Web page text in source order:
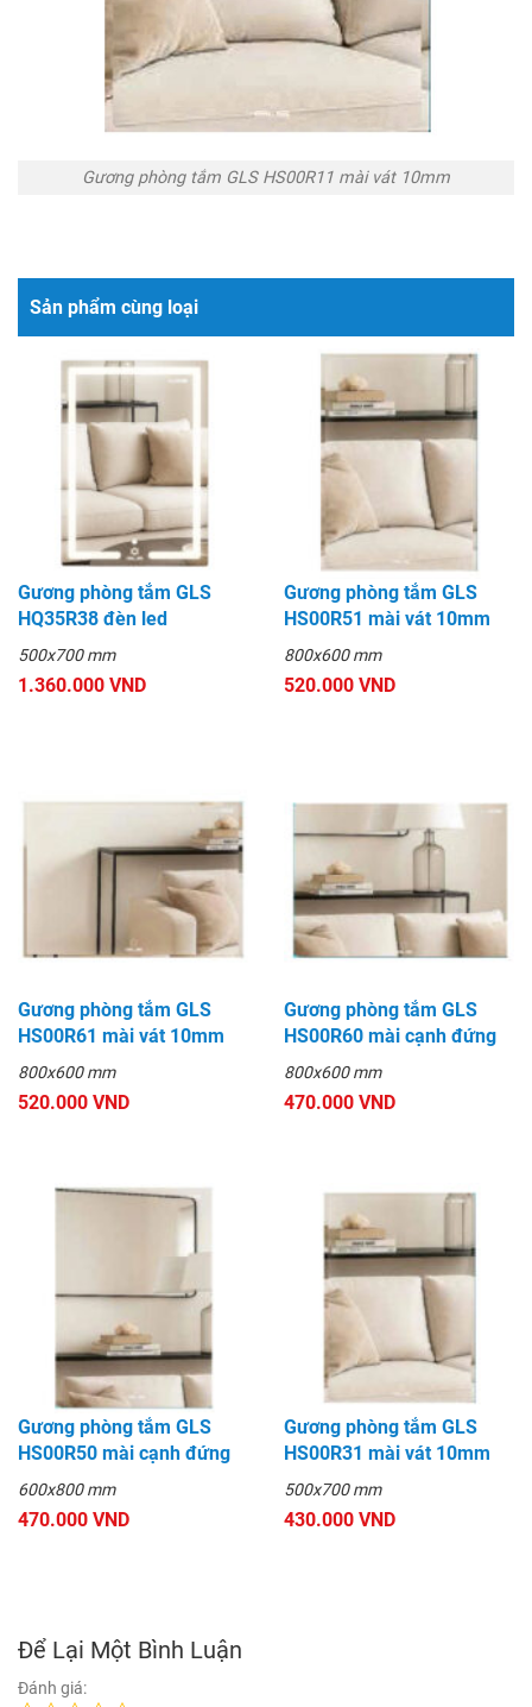
Gương phòng tắm GLS HS00R11 mài vát 10mm
Sản phẩm cùng loại
Gương phòng tắm GLS
HQ35R38 đèn led
500x700 mm
1.360.000 VND
Gương phòng tắm GLS
HS00R51 mài vát 10mm
800x600 mm
520.000 VND
Gương phòng tắm GLS
HS00R61 mài vát 10mm
800x600 mm
520.000 VND
Gương phòng tắm GLS
HS00R60 mài cạnh đứng
800x600 mm
470.000 VND
Gương phòng tắm GLS
HS00R50 mài cạnh đứng
600x800 mm
470.000 VND
Gương phòng tắm GLS
HS00R31 mài vát 10mm
500x700 mm
430.000 VND
Để Lại Một Bình Luận
Đánh giá: